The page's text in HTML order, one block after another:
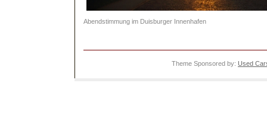
Abendstimmung im Duisburger Innenhafen
Theme Sponsored by: Used